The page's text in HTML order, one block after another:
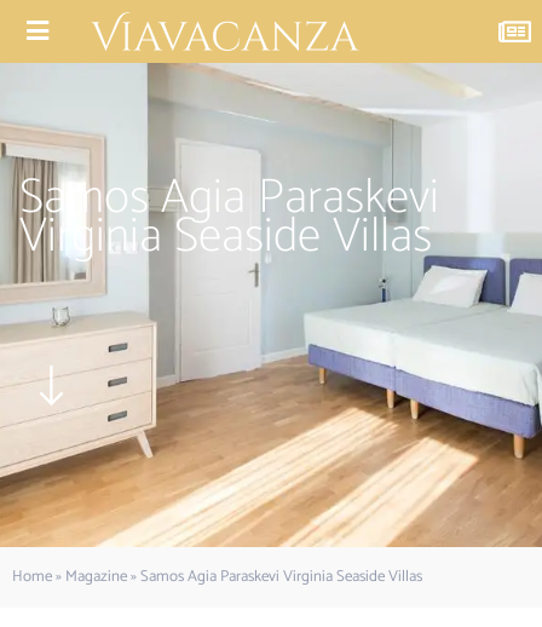
Samos Agia Paraskevi
Virginia Seaside Villas
Home»Magazine»Samos Agia Paraskevi Virginia Seaside Villas